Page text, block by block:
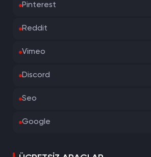
Pinterest
Reddit
Vimeo
Discord
Seo
Google